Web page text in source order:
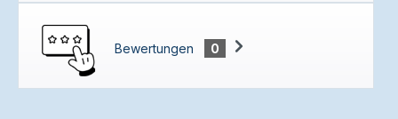
Bewertungen 0